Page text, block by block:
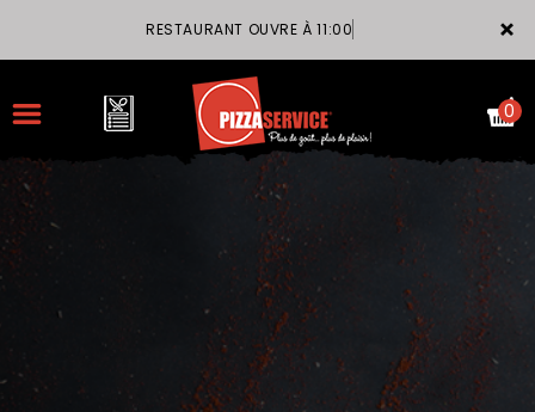
×
RESTAURANT OUVRE À 11:00
LA CARTE
VOTRE COMPTE
0